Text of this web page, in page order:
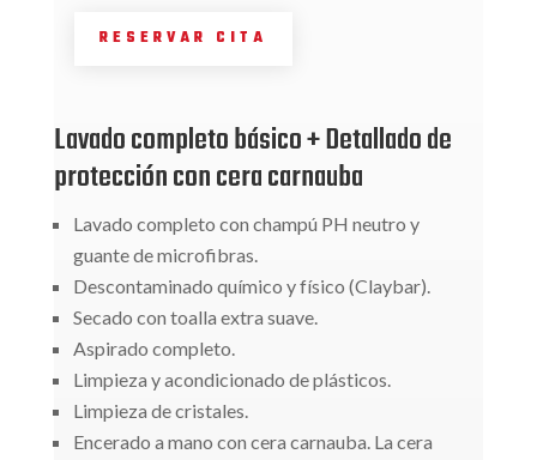
RESERVAR CITA
Lavado completo básico + Detallado de
protección con cera carnauba
Lavado completo con champú PH neutro y
guante de microfibras.
Descontaminado químico y físico (Claybar).
Secado con toalla extra suave.
Aspirado completo.
Limpieza y acondicionado de plásticos.
Limpieza de cristales.
Encerado a mano con cera carnauba. La cera